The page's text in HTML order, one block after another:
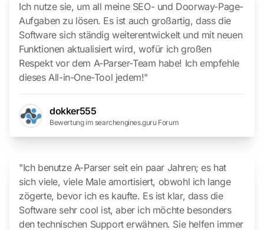
Ich nutze sie, um all meine SEO- und Doorway-Page-
Aufgaben zu lösen. Es ist auch großartig, dass die
Software sich ständig weiterentwickelt und mit neuen
Funktionen aktualisiert wird, wofür ich großen
Respekt vor dem A-Parser-Team habe! Ich empfehle
dieses All-in-One-Tool jedem!"
dokker555
Bewertung im searchengines.guru Forum
"Ich benutze A-Parser seit ein paar Jahren; es hat
sich viele, viele Male amortisiert, obwohl ich lange
zögerte, bevor ich es kaufte. Es ist klar, dass die
Software sehr cool ist, aber ich möchte besonders
den technischen Support erwähnen. Sie helfen immer